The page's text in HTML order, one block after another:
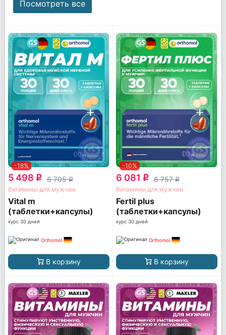
Посмотреть все
-18%
5 498 q 6 705q
Витамины для мужчин
Vital m
(таблетки+капсулы)
курс 30 дней
Orthomol
В корзину
-10%
6 081 q 6 757q
Витамины для мужчин
Fertil plus
(таблетки+капсулы)
курс 30 дней
Orthomol
В корзину